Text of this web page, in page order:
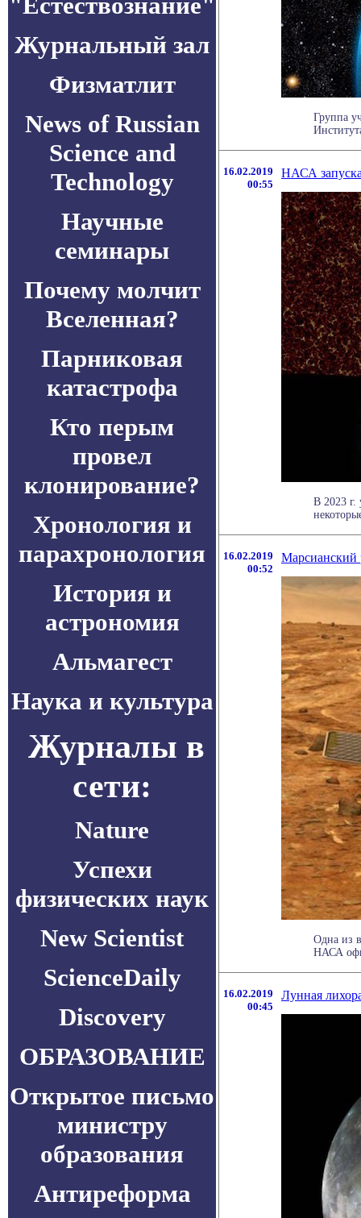
Журнальный зал
Физматлит
News of Russian
Science and
Technology
Научные
семинары
Почему молчит
Вселенная?
Парниковая
катастрофа
Кто перым
провел
клонирование?
Хронология и
парахронология
История и
астрономия
Альмагест
Наука и культура
Журналы в
сети:
Nature
Успехи
физических наук
New Scientist
ScienceDaily
Discovery
ОБРАЗОВАНИЕ
Открытое письмо
министру
образования
Антиреформа
Группа
16.02.2019
00:55
НАСА
В 2023 г.
16.02.2019
00:52
Марсианский
Одна из
НАСА
16.02.2019
00:45
Лунная